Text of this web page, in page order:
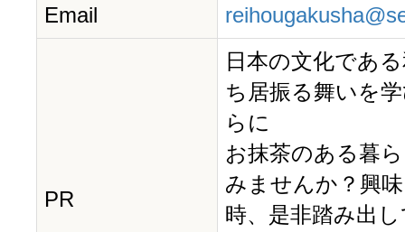
Email
PR
日本の文化であ
ち居振る舞いを
らに
お抹茶のある暮
みませんか？興
時、是非踏み出